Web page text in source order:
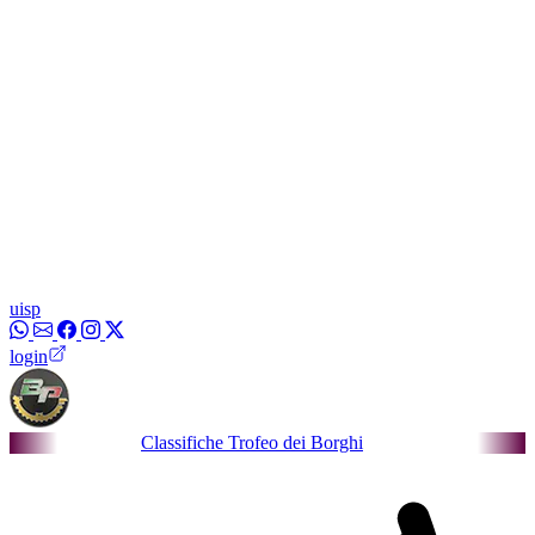
uisp
login
Classifiche Trofeo dei Borghi